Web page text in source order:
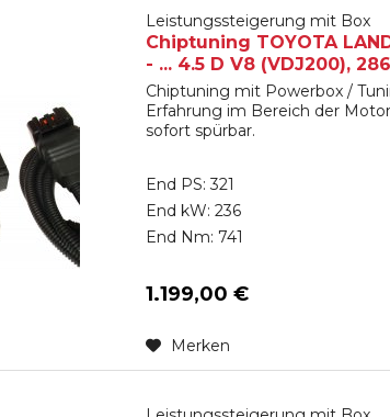
Leistungssteigerung mit Box
Chiptuning TOYOTA
- ... 4.5 D V8 (VDJ200), 286
Chiptuning mit Powerbox /
Erfahrung im Bereich der
sofort spürbar.
End PS: 321
End kW: 236
End Nm: 741
1.199,00 €
Merken